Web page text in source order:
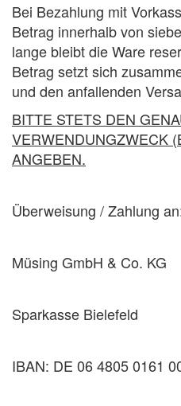
Bei Bezahlung mit
Betrag innerhalb von
lange bleibt die Ware
Betrag setzt sich
und den anfallenden
BITTE STETS DEN
VERWENDUNGZWECK
ANGEBEN.
Überweisung / Zahlung
Müsing GmbH & Co. KG
Sparkasse Bielefeld
IBAN: DE 06 4805 0161